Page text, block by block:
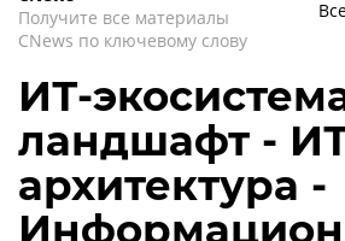
Получите все материалы
CNews по ключевому слову
ИТ-
ландшафт -
архитектура -